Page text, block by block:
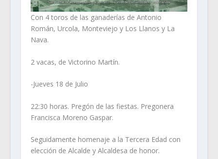
Con 4 toros de las ganaderías de Antonio
Román, Urcola, Monteviejo y Los Llanos y La
Nava.
2 vacas, de Victorino Martín.
-Jueves 18 de Julio
22:30 horas. Pregón de las fiestas. Pregonera
Francisca Moreno Gaspar.
Seguidamente homenaje a la Tercera Edad con
elección de Alcalde y Alcaldesa de honor.